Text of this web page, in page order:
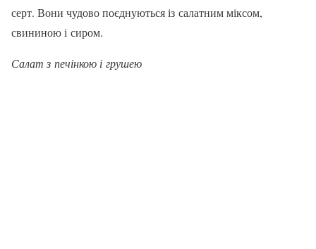
серт. Вони чудово поєднуються із салатним міксом,
свининою і сиром.
Салат з печінкою і грушею